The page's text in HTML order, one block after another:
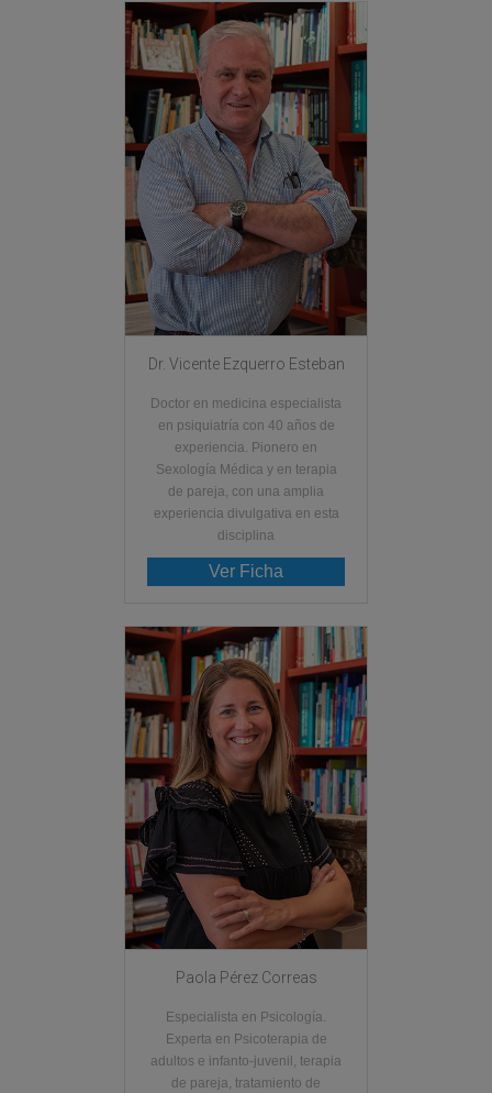
Dr. Vicente Ezquerro Esteban
Doctor en medicina especialista
en psiquiatría con 40 años de
experiencia. Pionero en
Sexología Médica y en terapia
de pareja, con una amplia
experiencia divulgativa en esta
disciplina
Ver Ficha
Paola Pérez Correas
Especialista en Psicología.
Experta en Psicoterapia de
adultos e infanto-juvenil, terapia
de pareja, tratamiento de